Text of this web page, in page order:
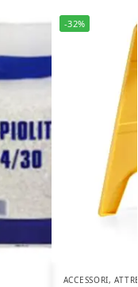
-32%
ACCESSORI,